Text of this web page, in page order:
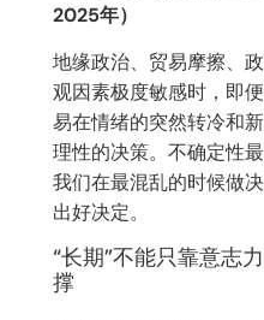
2025年）
地缘政治、贸易摩擦、
观因素极度敏感时，即
易在情绪的突然转冷和
理性的决策。不确定性
我们在最混乱的时候做
出好决定。
“长期”不能只靠意志
撑